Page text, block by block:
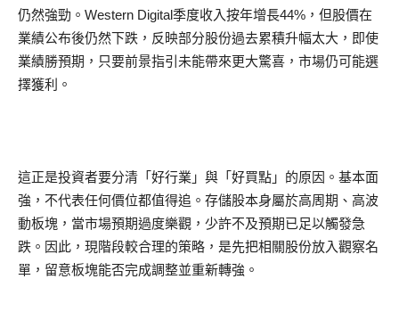
仍然強勁。Western Digital季度收入按年增長44%，但股價在
業績公布後仍然下跌，反映部分股份過去累積升幅太大，即使
業績勝預期，只要前景指引未能帶來更大驚喜，市場仍可能選
擇獲利。
這正是投資者要分清「好行業」與「好買點」的原因。基本面
強，不代表任何價位都值得追。存儲股本身屬於高周期、高波
動板塊，當市場預期過度樂觀，少許不及預期已足以觸發急
跌。因此，現階段較合理的策略，是先把相關股份放入觀察名
單，留意板塊能否完成調整並重新轉強。